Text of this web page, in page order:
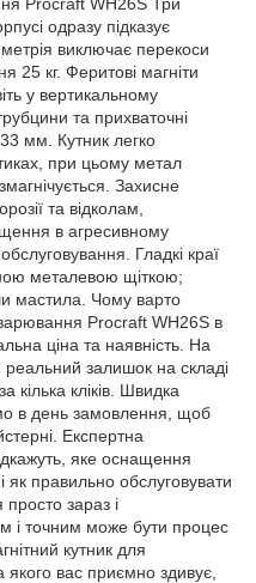
одразу підказує
виключає перекоси
25 кг. Феритові магніти
у вертикальному
та прихваточні
мм. Кутник легко
при цьому метал
Захисне
та відколам,
в агресивному
Гладкі краї
металевою щіткою;
мастила. Чому варто
Procraft WH26S в
ціна та наявність. На
реальний залишок на складі
кліків. Швидка
в день замовлення, щоб
Експертна
яке оснащення
як правильно обслуговувати
зараз і
і точним може бути процес
кутник для
вас приємно здивує,